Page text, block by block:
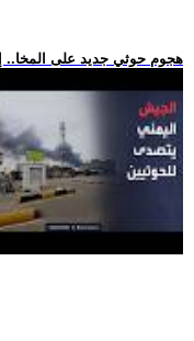
.. هجوم حوثي جديد على المخا.. إسقاط 5 مسيرات وتحطم